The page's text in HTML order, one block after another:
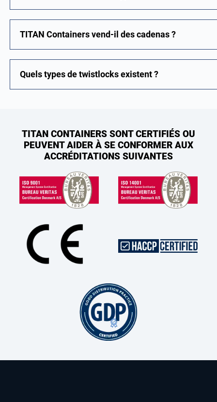
TITAN Containers vend-il des cadenas ?
Quels types de twistlocks existent ?
TITAN CONTAINERS SONT CERTIFIÉS OU
PEUVENT AIDER À SE CONFORMER AUX
ACCRÉDITATIONS SUIVANTES